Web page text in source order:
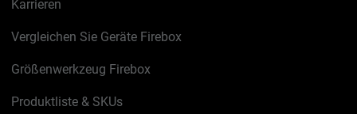
Karrieren
Vergleichen Sie Geräte Firebox
Größenwerkzeug Firebox
Produktliste & SKUs